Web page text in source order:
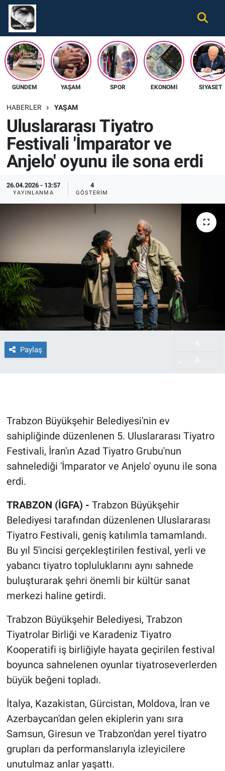
GÜNDEM YAŞAM SPOR EKONOMI SIYASET
HABERLER YAŞAM
Uluslararası Tiyatro
Festivali 'İmparator ve
Anjelo' oyunu ile sona erdi
26.04.2026 - 13:57
YAYINLANMA
4
GÖSTERIM
Paylaş
Trabzon Büyükşehir Belediyesi'nin ev
sahipliğinde düzenlenen 5. Uluslararası Tiyatro
Festivali, İran'ın Azad Tiyatro Grubu'nun
sahnelediği 'İmparator ve Anjelo' oyunu ile sona
erdi.
TRABZON (İGFA) - Trabzon Büyükşehir
Belediyesi tarafından düzenlenen Uluslararası
Tiyatro Festivali, geniş katılımla tamamlandı.
Bu yıl 5'incisi gerçekleştirilen festival, yerli ve
yabancı tiyatro topluluklarını aynı sahnede
buluşturarak şehri önemli bir kültür sanat
merkezi haline getirdi.
Trabzon Büyükşehir Belediyesi, Trabzon
Tiyatrolar Birliği ve Karadeniz Tiyatro
Kooperatifi iş birliğiyle hayata geçirilen festival
boyunca sahnelenen oyunlar tiyatroseverlerden
büyük beğeni topladı.
İtalya, Kazakistan, Gürcistan, Moldova, İran ve
Azerbaycan'dan gelen ekiplerin yanı sıra
Samsun, Giresun ve Trabzon'dan yerel tiyatro
grupları da performanslarıyla izleyicilere
unutulmaz anlar yaşattı.
Gündem
Ekonomi
Spor
Tüm Haberler
İletişim
Künye
Nöbetçi Eczaneler
Hava Durumu
Namaz Vakitleri
Süper Lig Puan Durumu ve Fikstür
Tüm Manşetler
Son Dakika Haberleri